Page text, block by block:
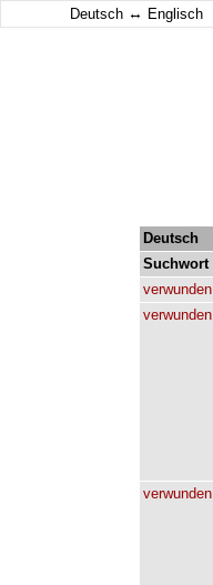
Deutsch ↔ Englisch
Deutsch
Suchwort
verwunden
verwunden
verwunden